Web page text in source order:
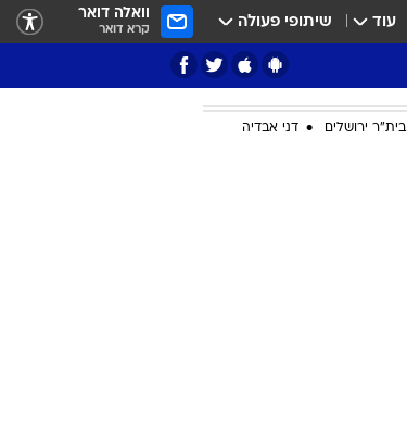
עוד שיתופי פעולה וואלה דואר
קרא דואר
בית"ר ירושלים דני אבדיה